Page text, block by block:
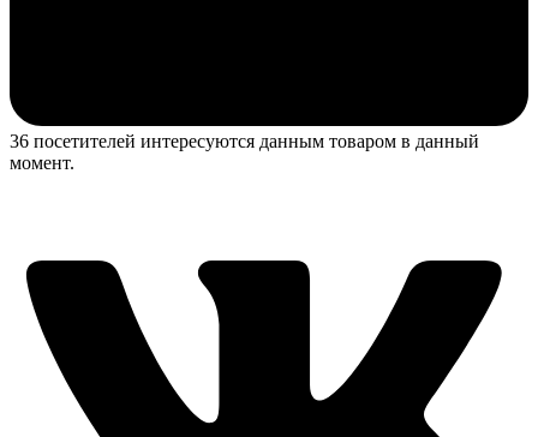
36 посетителей интересуются данным товаром в данный
момент.